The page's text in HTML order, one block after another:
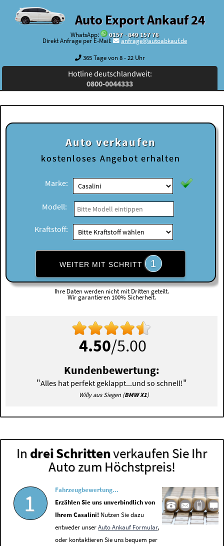
Auto Export Ankauf 24
WhatsApp:
0157 - 849 157 78
Direkt Anfrage per E-Mail:
anfrage@autoabkauf.de
365 Tage von 8 - 22 Uhr
Hotline deutschlandweit:
0800-0044333
Auto verkaufen
kostenloses Angebot erhalten
Marke:
Modell:
Kraftstoff:
WEITER MIT SCHRITT 1
Ihre Daten werden nicht mit Dritten geteilt.
Wir garantieren 100% Sicherheit.
4.50/5.00
Kundenbewertung:
"Alles hat perfekt geklappt...und so schnell!"
Willy aus Siegen (BMW X1)
In drei Schrittenverkaufen Sie Ihr
Auto zum Höchstpreis!
1
Fahrzeugbewertung...
Erzählen Sie uns unverbindlich von
Ihrem Casalini! Nutzen Sie dazu
entweder unserAuto Ankauf Formular,
oder kontaktieren Sie uns bequem per